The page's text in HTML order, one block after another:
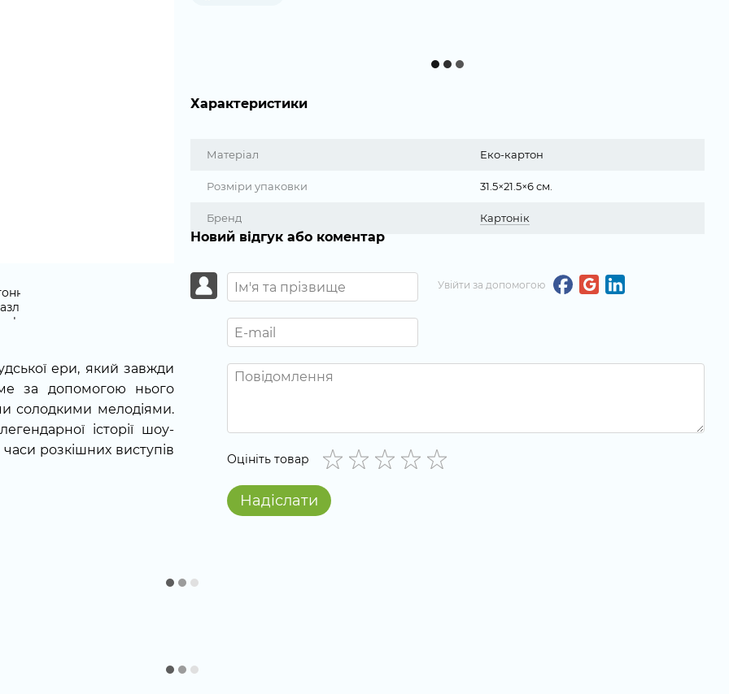
ери, який завжди
за допомогою нього
солодкими мелодіями.
історії шоу-
розкішних виступів
Характеристики
Матеріал Еко-картон
Розміри упаковки 31.5×21.5×6 см.
Бренд Картонік
Новий відгук або коментар
Увійти за допомогою
Оцініть товар
Надіслати